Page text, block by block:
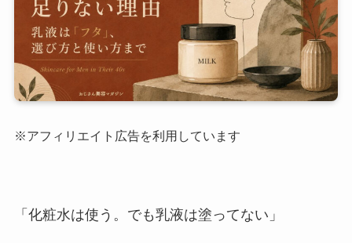
※アフィリエイト広告を利用しています
「化粧水は使う。でも乳液は塗ってない」